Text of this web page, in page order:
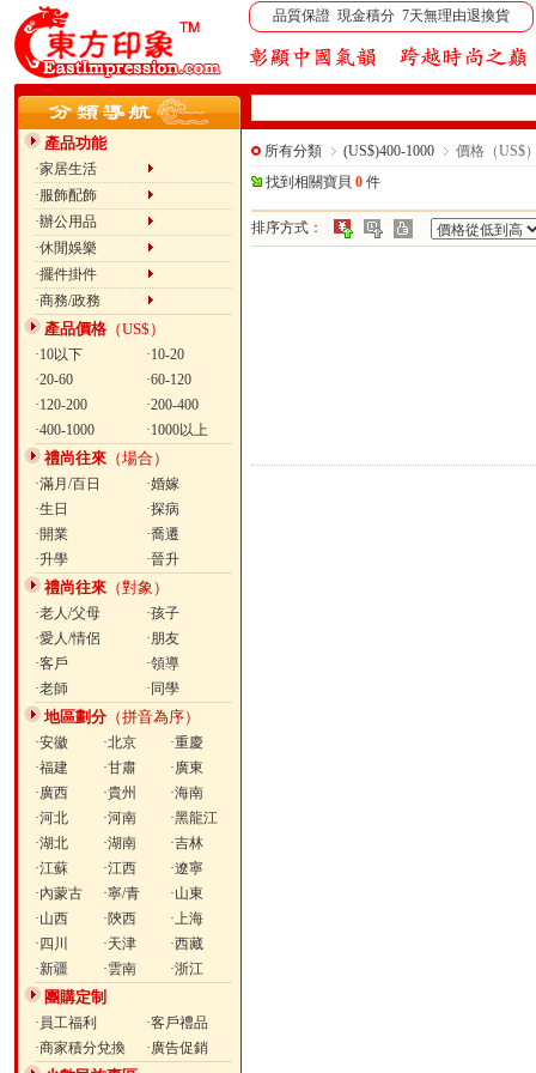
品質保證 現金積分 7天無理由退換貨
產品功能
·家居生活
·服飾配飾
·辦公用品
·休閒娛樂
·擺件掛件
·商務/政務
產品價格 （US$）
·10以下
·10-20
·20-60
·60-120
·120-200
·200-400
·400-1000
·1000以上
禮尚往來 （場合）
·滿月/百日
·婚嫁
·生日
·探病
·開業
·喬遷
·升學
·晉升
禮尚往來 （對象）
·老人/父母
·孩子
·愛人/情侶
·朋友
·客戶
·領導
·老師
·同學
地區劃分（拼音為序）
·安徽 ·北京
·重慶
·福建
·甘肅
·廣東
·廣西
·貴州
·海南
·河北
·河南
·黑龍江
·湖北
·湖南
·吉林
·江蘇
·江西
·遼寧
·內蒙古
·寧/青
·山東
·山西
·陝西
·上海
·四川
·天津
·西藏
·新疆
·雲南 ·浙江
團購定制
·員工福利
·客戶禮品
·商家積分兌換
·廣告促銷
所有分類 (US$)400-1000
價格（US$
找到相關寶貝 0 件
排序方式：